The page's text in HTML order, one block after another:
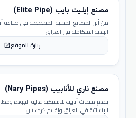
مصنع إيليت بايب (Elite Pipe)
من أبرز المصانع المحلية المتخصصة في صناعة
البلدية المتكاملة في العراق.
زيارة الموقعopen_in_new
مصنع ناري للأنابيب (Nary Pipes)
يقدم منتجات أنابيب بلاستيكية عالية الجودة
الإنشائية في العراق وإقليم كردستان.